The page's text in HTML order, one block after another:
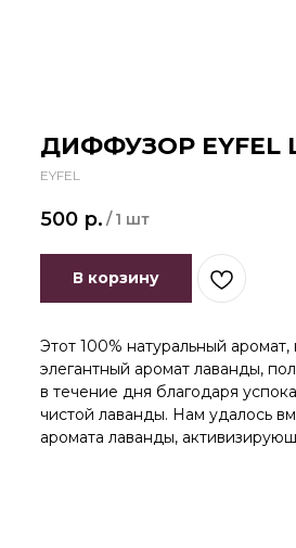
ДИФФУЗОР EYFEL
EYFEL
500 р. / 1 шт
В корзину
Этот 100% натуральный
элегантный аромат лаванды,
в течение дня благодаря
чистой лаванды. Нам удалось
аромата лаванды,